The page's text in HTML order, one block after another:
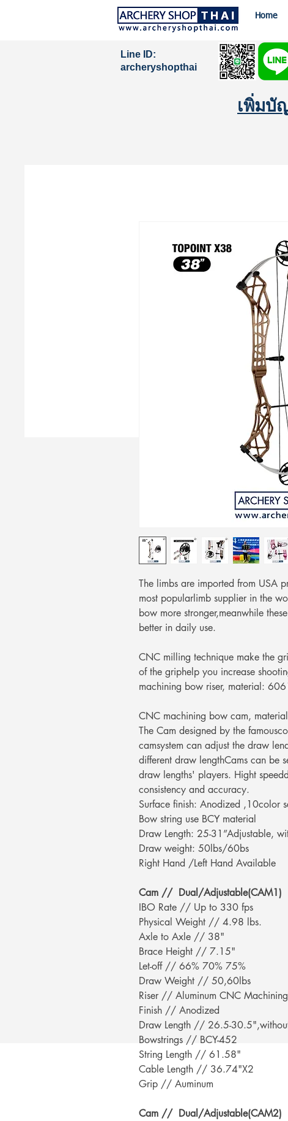
Home
The limbs are imported from USA
most popularlimb supplier in the
bow more stronger,meanwhile
better in daily use.
CNC milling technique make the
of the griphelp you increase
machining bow riser, material:
CNC machining bow cam,
The Cam designed by the
camsystem can adjust the draw
different draw lengthCams can be
draw lengths' players. Hight
consistency and accuracy.
Surface finish: Anodized ,10color
Bow string use BCY material
Draw Length: 25-31”Adjustable,
Draw weight: 50lbs/60bs
Right Hand /Left Hand Available
Cam // Dual/Adjustable(CAM1)
IBO Rate // Up to 330 fps
Physical Weight // 4.98 lbs.
Axle to Axle // 38"
Brace Height // 7.15"
Let-off // 66% 70% 75%
Draw Weight // 50,60lbs
Riser // Aluminum CNC Machining
Finish // Anodized
Draw Length // 26.5-
Bowstrings // BCY-452
String Length // 61.58"
Cable Length // 36.74"X2
Grip // Auminum
Cam // Dual/Adjustable(CAM2)
Line ID:
archeryshopthai
เพิ่มบั